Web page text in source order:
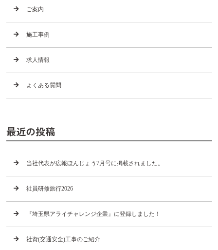
ご案内
施工事例
求人情報
よくある質問
最近の投稿
当社代表が広報ほんじょう7月号に掲載されました。
社員研修旅行2026
『埼玉県アライチャレンジ企業』に登録しました！
社資(交通安全)工事のご紹介